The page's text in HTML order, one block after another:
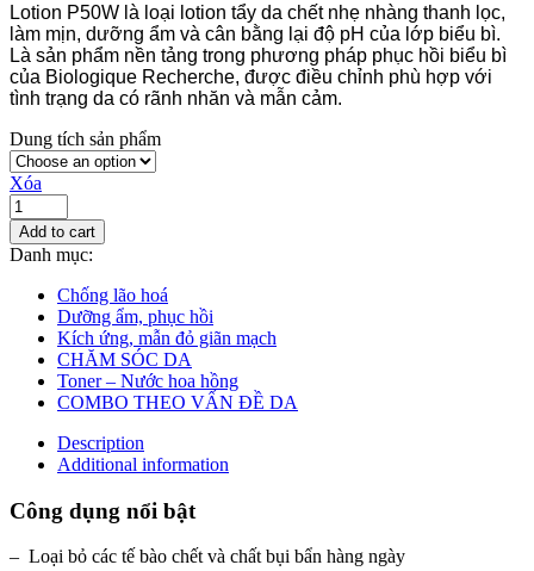
Lotion P50W là loại lotion tẩy da chết nhẹ nhàng thanh lọc,
làm mịn, dưỡng ẩm và cân bằng lại độ pH của lớp biểu bì.
Là sản phẩm nền tảng trong phương pháp phục hồi biểu bì
của Biologique Recherche, được điều chỉnh phù hợp với
tình trạng da có rãnh nhăn và mẫn cảm.
Dung tích sản phẩm
Xóa
Add to cart
Danh mục:
Chống lão hoá
Dưỡng ẩm, phục hồi
Kích ứng, mẫn đỏ giãn mạch
CHĂM SÓC DA
Toner – Nước hoa hồng
COMBO THEO VẤN ĐỀ DA
Description
Additional information
Công dụng nổi bật
– Loại bỏ các tế bào chết và chất bụi bẩn hàng ngày